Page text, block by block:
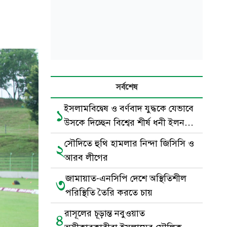
সর্বশেষ
১ইসলামবিদ্বেষ ও বর্ণবাদ যুদ্ধকে যেভাবে
উসকে দিচ্ছেন বিশ্বের শীর্ষ ধনী ইলন
মাস্ক
২সৌদিতে হুথি হামলার নিন্দা জিসিসি ও
আরব লীগের
৩জামায়াত-এনসিপি দেশে অস্থিতিশীল
পরিস্থিতি তৈরি করতে চায়
৪রাসূলের চূড়ান্ত নবুওয়াত